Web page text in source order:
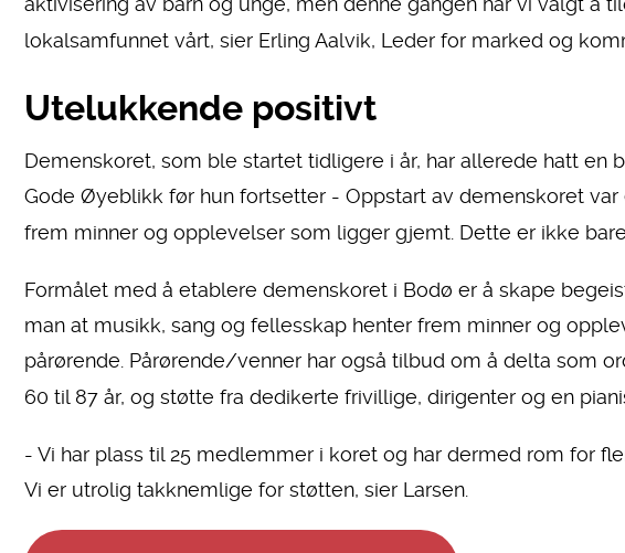
lokalsamfunnet vårt, sier Erling Aalvik, Leder for marked og
Utelukkende positivt
Demenskoret, som ble startet tidligere i år, har allerede hatt en
Gode Øyeblikk før hun fortsetter - Oppstart av demenskoret
frem minner og opplevelser som ligger gjemt. Dette er ikke
Formålet med å etablere demenskoret i Bodø er å skape
man at musikk, sang og fellesskap henter frem minner og
pårørende. Pårørende/venner har også tilbud om å delta som
60 til 87 år, og støtte fra dedikerte frivillige, dirigenter og en
- Vi har plass til 25 medlemmer i koret og har dermed rom for
Vi er utrolig takknemlige for støtten, sier Larsen.